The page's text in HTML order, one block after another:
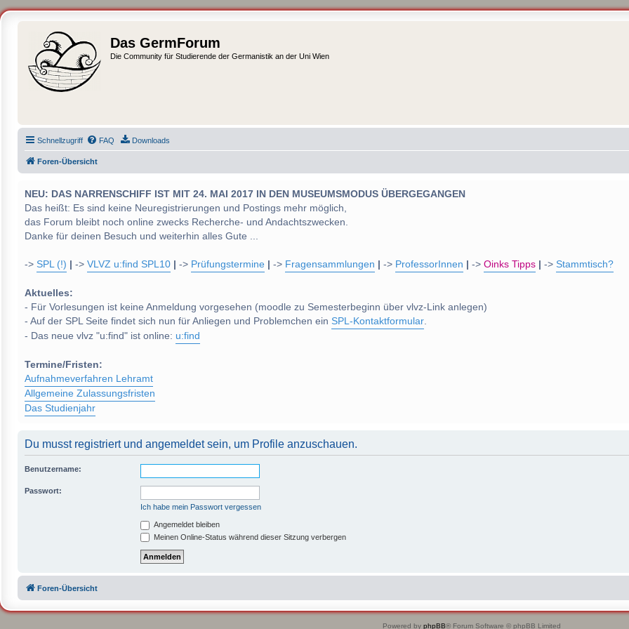
Das GermForum
Die Community für Studierende der Germanistik an der Uni Wien
Schnellzugriff FAQ Downloads
Foren-Übersicht
NEU: DAS NARRENSCHIFF IST MIT 24. MAI 2017 IN DEN MUSEUMSMODUS ÜBERGEGANGEN
Das heißt: Es sind keine Neuregistrierungen und Postings mehr möglich,
das Forum bleibt noch online zwecks Recherche- und Andachtszwecken.
Danke für deinen Besuch und weiterhin alles Gute ...
-> SPL (!) -> VLVZ u:find SPL10 -> Prüfungstermine -> Fragensammlungen -> ProfessorInnen -> Oinks Tipps -> Stammtisch?
Aktuelles:
- Für Vorlesungen ist keine Anmeldung vorgesehen (moodle zu Semesterbeginn über vlvz-Link anlegen)
- Auf der SPL Seite findet sich nun für Anliegen und Problemchen ein SPL-Kontaktformular.
- Das neue vlvz "u:find" ist online: u:find
Termine/Fristen:
Aufnahmeverfahren Lehramt
Allgemeine Zulassungsfristen
Das Studienjahr
Du musst registriert und angemeldet sein, um Profile anzuschauen.
Benutzername:
Passwort:
Ich habe mein Passwort vergessen
Angemeldet bleiben
Meinen Online-Status während dieser Sitzung verbergen
Foren-Übersicht
Powered by phpBB® Forum Software © phpBB Limited